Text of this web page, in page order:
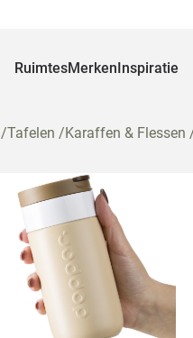
RuimtesMerkenInspiratie
/Tafelen /Karaffen & Flessen